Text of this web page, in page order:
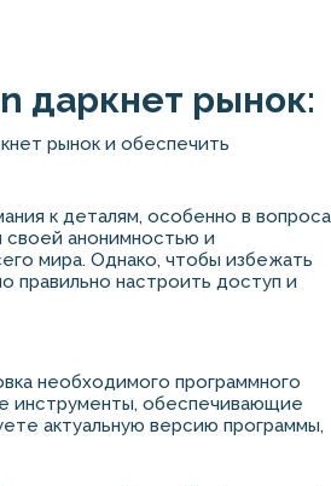
даркнет рынок:
рынок и обеспечить
к деталям, особенно в
своей анонимностью и
мира. Однако, чтобы избежать
правильно настроить доступ и
необходимого программного
инструменты, обеспечивающие
актуальную версию программы,